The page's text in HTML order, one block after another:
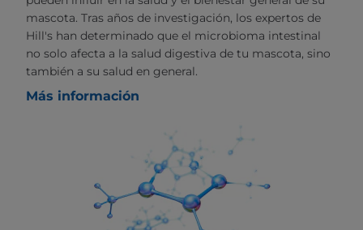
mascota. Tras años de investigación, los expertos de
Hill's han determinado que el microbioma intestinal
no solo afecta a la salud digestiva de tu mascota, sino
también a su salud en general.
Más información